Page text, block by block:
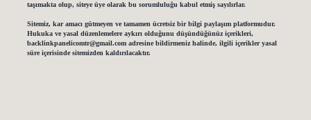
taşımakta olup, siteye üye olarak bu sorumluluğu kabul etmiş sayılırlar.
Sitemiz, kar amacı gütmeyen ve tamamen ücretsiz bir bilgi paylaşım platformudur.
Hukuka ve yasal düzenlemelere aykırı olduğunu düşündüğünüz içerikleri,
backlinkpanelicomtr@gmail.comadresine bildirmeniz halinde, ilgili içerikler yasal
süre içerisinde sitemizden kaldırılacaktır.